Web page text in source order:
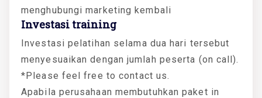
menghubungi marketing kembali
Investasi training
Investasi pelatihan selama dua hari tersebut
menyesuaikan dengan jumlah peserta (on call).
*Please feel free to contact us.
Apabila perusahaan membutuhkan paket in